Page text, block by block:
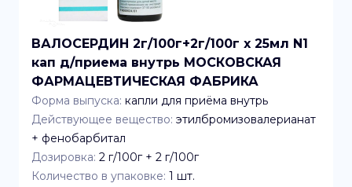
ВАЛОСЕРДИН 2г/100г+2г/100г x 25мл N1
кап д/приема внутрь МОСКОВСКАЯ
ФАРМАЦЕВТИЧЕСКАЯ ФАБРИКА
Форма выпуска: капли для приёма внутрь
Действующее вещество: этилбромизовалерианат
+ фенобарбитал
Дозировка: 2 г/100г + 2 г/100г
Количество в упаковке: 1 шт.